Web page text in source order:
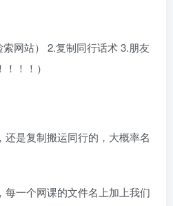
网站） 2.复制同行话术 3.朋友
！！）
是复制搬运同行的，大概率名
一个网课的文件名上加上我们